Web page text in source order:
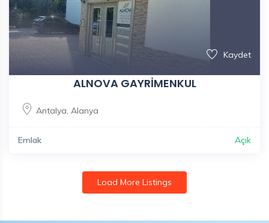
Kaydet
ALNOVA GAYRİMENKUL
Antalya, Alanya
Emlak Açık
Load More Listings